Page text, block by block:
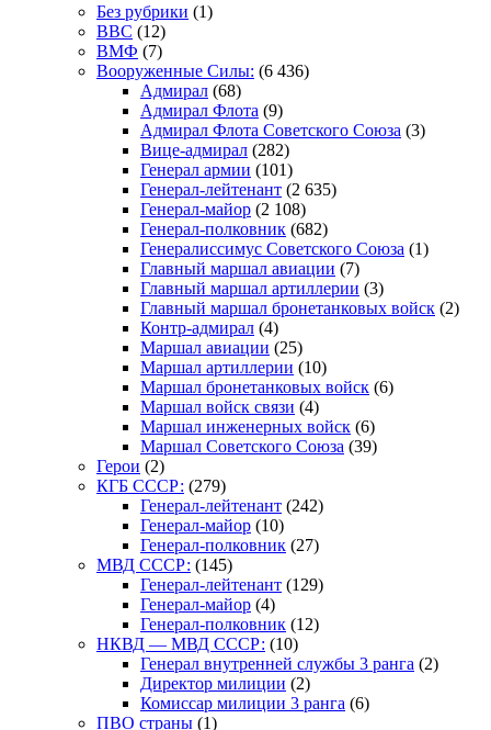
Без рубрики (1)
ВВС (12)
ВМФ (7)
Вооруженные Силы: (6 436)
Адмирал (68)
Адмирал Флота (9)
Адмирал Флота Советского Союза (3)
Вице-адмирал (282)
Генерал армии (101)
Генерал-лейтенант (2 635)
Генерал-майор (2 108)
Генерал-полковник (682)
Генералиссимус Советского Союза (1)
Главный маршал авиации (7)
Главный маршал артиллерии (3)
Главный маршал бронетанковых войск (2)
Контр-адмирал (4)
Маршал авиации (25)
Маршал артиллерии (10)
Маршал бронетанковых войск (6)
Маршал войск связи (4)
Маршал инженерных войск (6)
Маршал Советского Союза (39)
Герои (2)
КГБ СССР: (279)
Генерал-лейтенант (242)
Генерал-майор (10)
Генерал-полковник (27)
МВД СССР: (145)
Генерал-лейтенант (129)
Генерал-майор (4)
Генерал-полковник (12)
НКВД — МВД СССР: (10)
Генерал внутренней службы 3 ранга (2)
Директор милиции (2)
Комиссар милиции 3 ранга (6)
ПВО страны (1)